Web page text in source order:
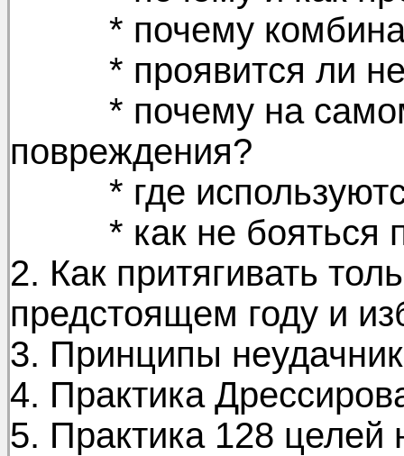
* почему
* проявится ли
* почему на самом
повреждения?
* где
* как не бояться
2. Как притягивать
предстоящем году и
3. Принципы
4. Практика
5. Практика 128 целей